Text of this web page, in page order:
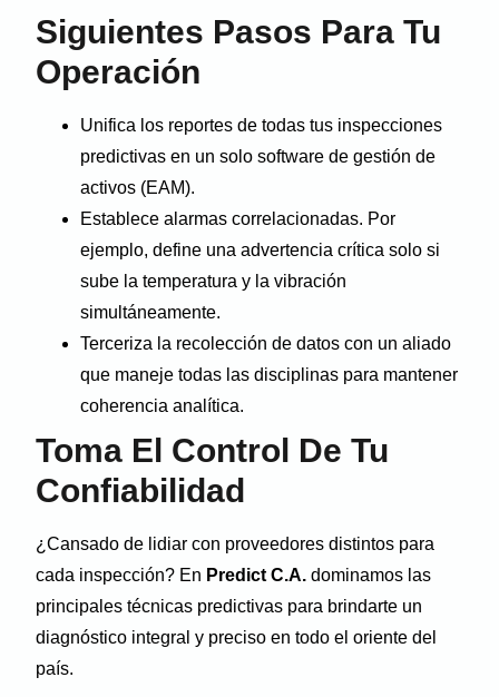
Siguientes Pasos Para Tu
Operación
Unifica los reportes de todas tus inspecciones
predictivas en un solo software de gestión de
activos (EAM).
Establece alarmas correlacionadas. Por
ejemplo, define una advertencia crítica solo si
sube la temperatura y la vibración
simultáneamente.
Terceriza la recolección de datos con un aliado
que maneje todas las disciplinas para mantener
coherencia analítica.
Toma El Control De Tu
Confiabilidad
¿Cansado de lidiar con proveedores distintos para
cada inspección? En Predict C.A. dominamos las
principales técnicas predictivas para brindarte un
diagnóstico integral y preciso en todo el oriente del
país.